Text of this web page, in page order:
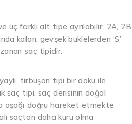
üç farklı alt tipe ayrılabilir: 2A, 2B
kalan, gevşek buklelerden ‘S’
saç tipidir.
tirbuşon tipi bir doku ile
saç tipi, saç derisinin doğal
aşağı doğru hareket etmekte
saçtan daha kuru olma